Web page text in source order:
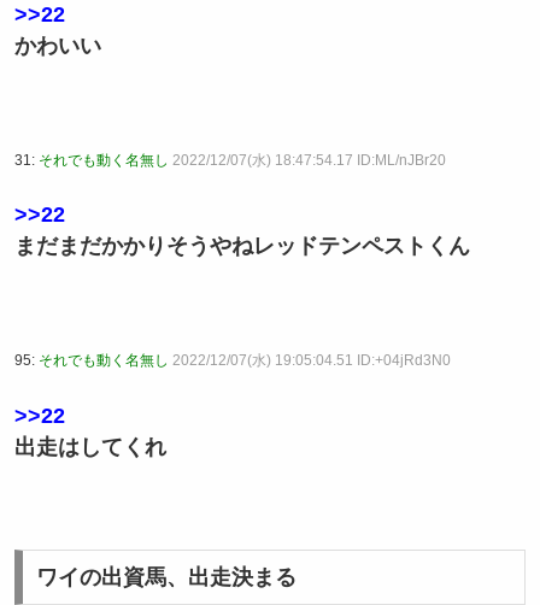
>>22
かわいい
31: それでも動く名無し 2022/12/07(水) 18:47:54.17 ID:ML/nJBr20
>>22
まだまだかかりそうやねレッドテンペストくん
95: それでも動く名無し 2022/12/07(水) 19:05:04.51 ID:+04jRd3N0
>>22
出走はしてくれ
ワイの出資馬、出走決まる